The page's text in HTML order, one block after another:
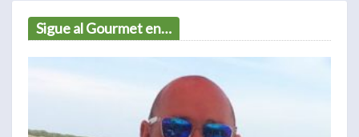
Sigue al Gourmet en…